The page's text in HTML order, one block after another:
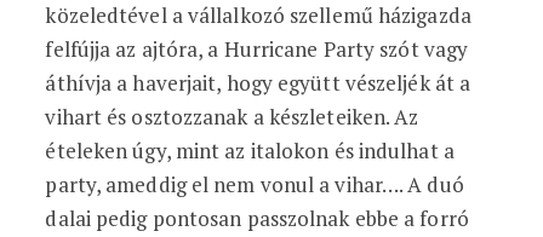
közeledtével a vállalkozó szellemű házigazda
felfújja az ajtóra, a Hurricane Party szót vagy
áthívja a haverjait, hogy együtt vészeljék át a
vihart és osztozzanak a készleteiken. Az
ételeken úgy, mint az italokon és indulhat a
party, ameddig el nem vonul a vihar…. A duó
dalai pedig pontosan passzolnak ebbe a forró